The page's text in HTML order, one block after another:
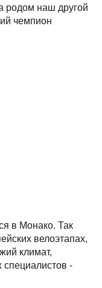
родом наш другой
чемпион
в Монако. Так
велоэтапах,
климат,
-